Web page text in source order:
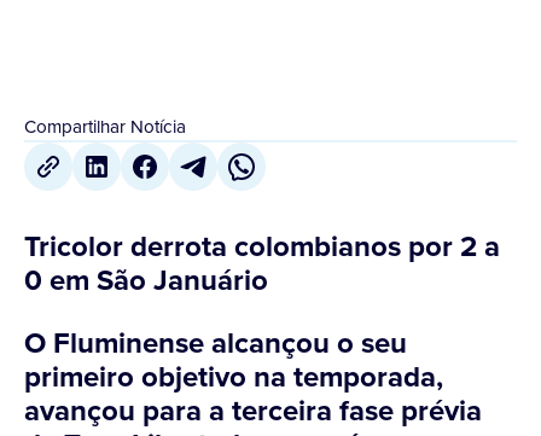
Compartilhar Notícia
Tricolor derrota colombianos por 2 a
0 em São Januário
O Fluminense alcançou o seu
primeiro objetivo na temporada,
avançou para a terceira fase prévia